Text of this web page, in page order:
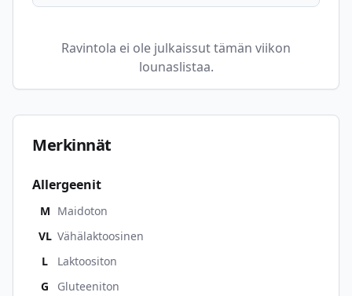
Ravintola ei ole julkaissut tämän viikon
lounaslistaa.
Merkinnät
Allergeenit
M Maidoton
VL Vähälaktoosinen
L
Laktoositon
G
Gluteeniton